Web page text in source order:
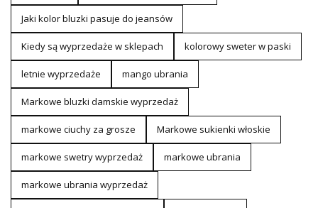
Jaki kolor bluzki pasuje do jeansów
Kiedy są wyprzedaże w sklepach kolorowy sweter w paski
letnie wyprzedaże mango ubrania
Markowe bluzki damskie wyprzedaż
markowe ciuchy za grosze Markowe sukienki włoskie
markowe swetry wyprzedaż markowe ubrania
markowe ubrania wyprzedaż